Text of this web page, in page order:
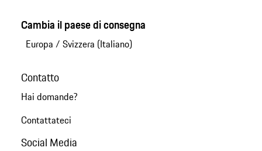
Cambia il paese di consegna
Europa / Svizzera (Italiano)
Contatto
Hai domande?
Contattateci
Social Media